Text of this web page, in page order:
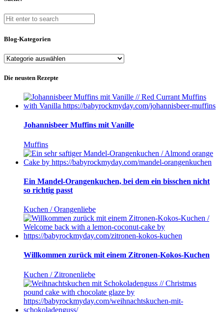
Blog-Kategorien
Blog-
Die neusten Rezepte
Johannisbeer Muffins mit Vanille
Muffins
Ein Mandel-Orangenkuchen, bei dem ein bisschen nicht
so richtig passt
Kuchen / Orangenliebe
Willkommen zurück mit einem Zitronen-Kokos-Kuchen
Kuchen / Zitronenliebe